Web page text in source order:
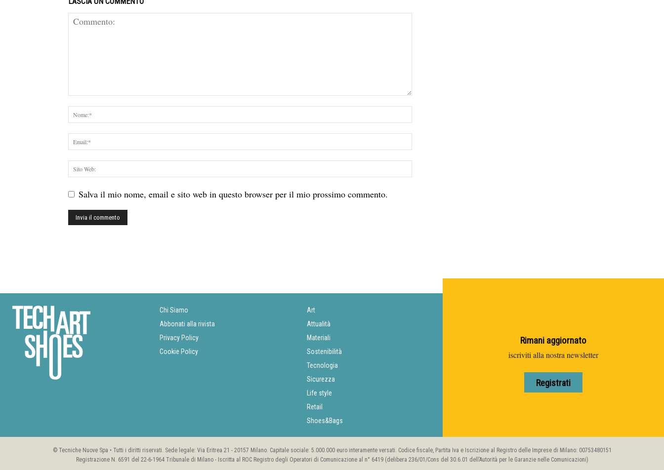
Salva il mio nome, email e sito web in questo browser per il mio prossimo commento.
Chi Siamo
Abbonati alla rivista
Privacy Policy
Cookie Policy
Art
Attualità
Materiali
Sostenibilità
Tecnologia
Sicurezza
Life style
Retail
Shoes&Bags
Rimani aggiornato
iscriviti alla nostra newsletter
Registrati
© Tecniche Nuove Spa • Tutti i diritti riservati. Sede legale: Via Eritrea 21 - 20157 Milano. Capitale sociale: 5.000.000 euro interamente versati. Codice fiscale, Partita Iva e Iscrizione al Registro delle Imprese di Milano: 00753480151
Registrazione N. 6591 del 22-6-1964 Tribunale di Milano - Iscritta al ROC Registro degli Operatori di Comunicazione al n° 6419 (delibera 236/01/Cons del 30.6.01 dell’Autorità per le Garanzie nelle Comunicazioni)